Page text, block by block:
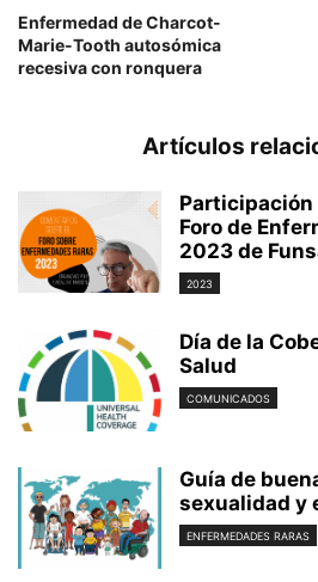
Enfermedad de Charcot-
Marie-Tooth autosómica
recesiva con ronquera
Artículos
Participación
Foro de
2023 de
2023
Día de la
Salud
COMUNICADOS
Guía de
sexualidad y
ENFERMEDADES RARAS